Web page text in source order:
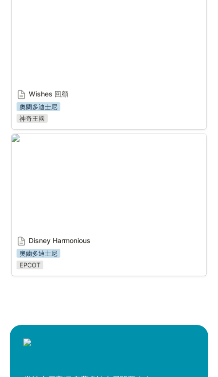
Wishes 回顧
奧蘭多迪士尼
神奇王國
Disney Harmonious
Disney Harmonious
奧蘭多迪士尼
EPCOT